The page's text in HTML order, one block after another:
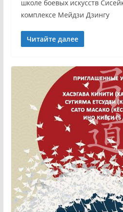
школе боевых искусств
комплексе Мейдзи Дзингу
Читайте далее